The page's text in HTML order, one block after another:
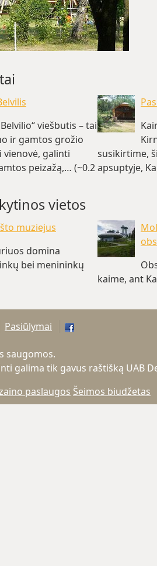
viešbutis – tai
ir gamtos grožio
galinti
peizažą,… (~0.2
susikirtime,
apsuptyje,
vietos
muziejus
domina
bei menininkų
kaime, ant
Pasiūlymai
saugomos.
galima tik gavus raštišką UAB
paslaugos Šeimos biudžetas